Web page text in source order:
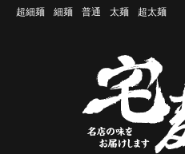
超細麺
細麺 普通 太麺 超太麺